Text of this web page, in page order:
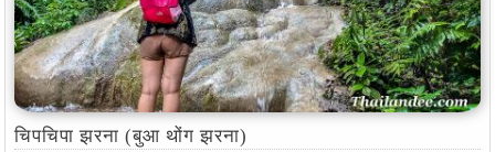
चिपचिपा झरना (बुआ थोंग झरना)